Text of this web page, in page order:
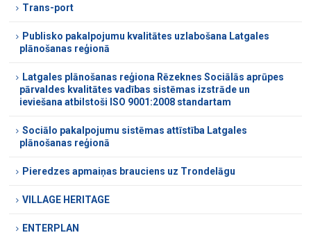
Trans-port
Publisko pakalpojumu kvalitātes uzlabošana Latgales
plānošanas reģionā
Latgales plānošanas reģiona Rēzeknes Sociālās aprūpes
pārvaldes kvalitātes vadības sistēmas izstrāde un
ieviešana atbilstoši ISO 9001:2008 standartam
Sociālo pakalpojumu sistēmas attīstība Latgales
plānošanas reģionā
Pieredzes apmaiņas brauciens uz Trondelāgu
VILLAGE HERITAGE
ENTERPLAN